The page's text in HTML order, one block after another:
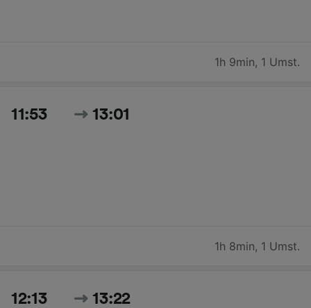
1h 9min, 1 Umst.
11:53 13:01
1h 8min, 1 Umst.
12:13 13:22